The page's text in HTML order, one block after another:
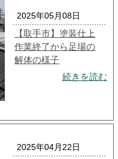
2025年05月08日
【取手市】塗装仕上
作業終了から足場の
解体の様子
続きを読む
2025年04月22日